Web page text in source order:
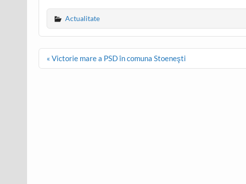
Actualitate
Post
« Victorie mare a PSD în comuna Stoeneşti